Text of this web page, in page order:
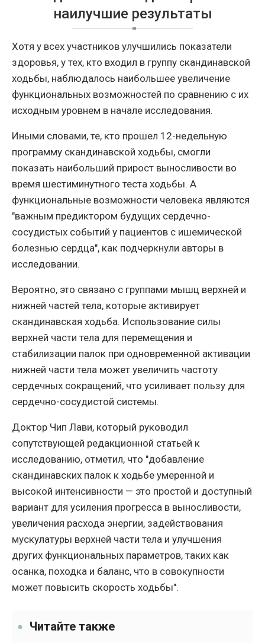
наилучшие результаты
Хотя у всех участников улучшились показатели
здоровья, у тех, кто входил в группу скандинавской
ходьбы, наблюдалось наибольшее увеличение
функциональных возможностей по сравнению с их
исходным уровнем в начале исследования.
Иными словами, те, кто прошел 12-недельную
программу скандинавской ходьбы, смогли
показать наибольший прирост выносливости во
время шестиминутного теста ходьбы. А
функциональные возможности человека являются
"важным предиктором будущих сердечно-
сосудистых событий у пациентов с ишемической
болезнью сердца", как подчеркнули авторы в
исследовании.
Вероятно, это связано с группами мышц верхней и
нижней частей тела, которые активирует
скандинавская ходьба. Использование силы
верхней части тела для перемещения и
стабилизации палок при одновременной активации
нижней части тела может увеличить частоту
сердечных сокращений, что усиливает пользу для
сердечно-сосудистой системы.
Доктор Чип Лави, который руководил
сопутствующей редакционной статьей к
исследованию, отметил, что "добавление
скандинавских палок к ходьбе умеренной и
высокой интенсивности — это простой и доступный
вариант для усиления прогресса в выносливости,
увеличения расхода энергии, задействования
мускулатуры верхней части тела и улучшения
других функциональных параметров, таких как
осанка, походка и баланс, что в совокупности
может повысить скорость ходьбы".
Читайте также